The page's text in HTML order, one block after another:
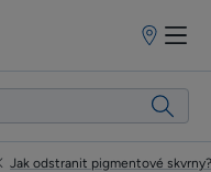
Prodejní
Jak odstranit pigmentové skvrny?